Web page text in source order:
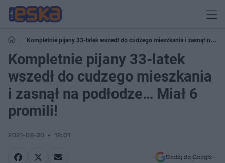
Kompletnie pijany 33-latek wszedł do cudzego mieszkania i zasnął na
podłodze… Miał 6 promili!
Kompletnie pijany 33-latek
wszedł do cudzego mieszkania
i zasnął na podłodze… Miał 6
promili!
2021-08-20 12:01
Dodaj do Google